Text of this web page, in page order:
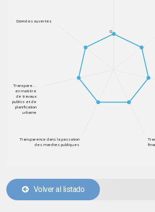
Transparence dans la passation
des marches publiques
Transpare…
en matière
de travaux
publics et de
planification
urbaine
Données ouvertes
0
Volver al listado